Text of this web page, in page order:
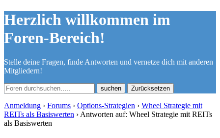
Herzlich willkommen im
Foren-Bereich!
Stelle deine Fragen, finde Antworten und vernetze dich mit anderen
Mitgliedern!
Zurücksetzen
Anmeldung › Forums › Options-Strategien › Wheel Strategie mit
REITs als Basiswerten › Antworten auf: Wheel Strategie mit REITs
als Basiswerten